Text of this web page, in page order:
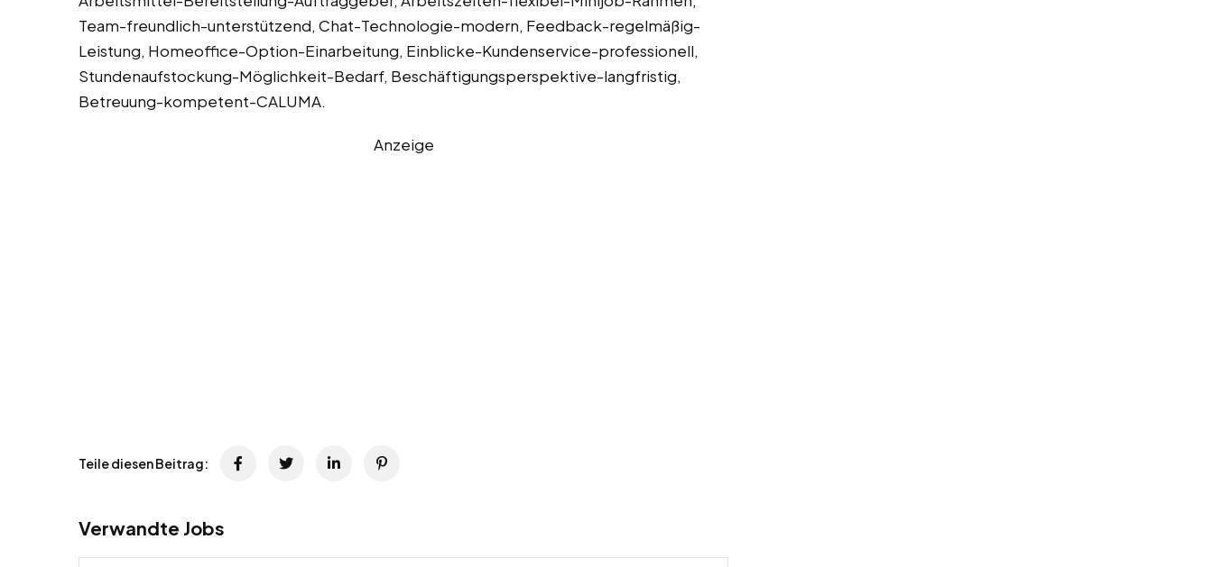
Team-freundlich-unterstützend, Chat-Technologie-modern, Feedback-regelmäßig-
Leistung, Homeoffice-Option-Einarbeitung, Einblicke-Kundenservice-professionell,
Stundenaufstockung-Möglichkeit-Bedarf, Beschäftigungsperspektive-langfristig,
Betreuung-kompetent-CALUMA.
Anzeige
Teile diesen Beitrag:
Verwandte Jobs